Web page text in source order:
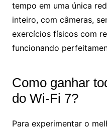
tempo em uma única
inteiro, com câmeras,
exercícios físicos com
funcionando
Como ganhar
do Wi-Fi 7?
Para experimentar o